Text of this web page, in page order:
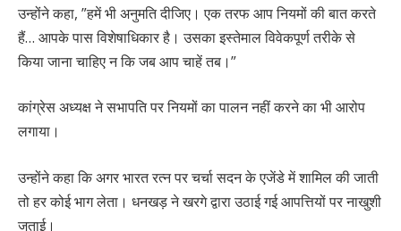
उन्होंने कहा, ”हमें भी अनुमति दीजिए। एक तरफ आप नियमों की बात करते
हैं… आपके पास विशेषाधिकार है। उसका इस्तेमाल विवेकपूर्ण तरीके से
किया जाना चाहिए न कि जब आप चाहें तब।”
कांग्रेस अध्यक्ष ने सभापति पर नियमों का पालन नहीं करने का भी आरोप
लगाया।
उन्होंने कहा कि अगर भारत रत्न पर चर्चा सदन के एजेंडे में शामिल की जाती
तो हर कोई भाग लेता। धनखड़ ने खरगे द्वारा उठाई गई आपत्तियों पर नाखुशी
जताई।